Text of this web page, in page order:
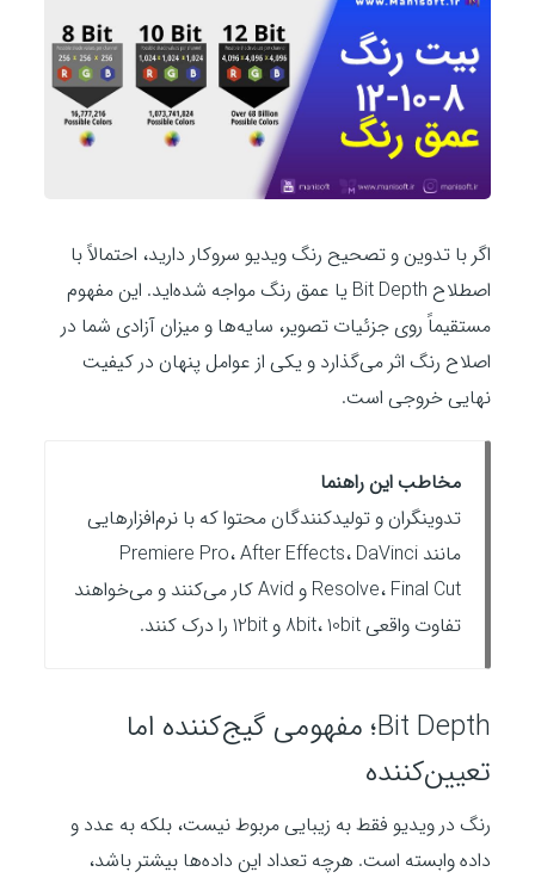
اگر با تدوین و تصحیح رنگ ویدیو سروکار دارید، احتمالاً با
اصطلاح Bit Depth یا عمق رنگ مواجه شده‌اید. این مفهوم
مستقیماً روی جزئیات تصویر، سایه‌ها و میزان آزادی شما در
اصلاح رنگ اثر می‌گذارد و یکی از عوامل پنهان در کیفیت
نهایی خروجی است.
مخاطب این راهنما
تدوینگران و تولیدکنندگان محتوا که با نرم‌افزارهایی
مانند Premiere Pro، After Effects، DaVinci
Resolve، Final Cut و Avid کار می‌کنند و می‌خواهند
تفاوت واقعی 8bit، 10bit و 12bit را درک کنند.
Bit Depth؛ مفهومی گیج‌کننده اما
تعیین‌کننده
رنگ در ویدیو فقط به زیبایی مربوط نیست، بلکه به عدد و
داده وابسته است. هرچه تعداد این داده‌ها بیشتر باشد،